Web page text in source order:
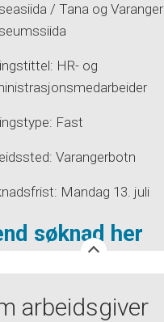
/ Tana og Varanger
HR- og
Fast
Varangerbotn
Mandag 13. juli
søknad her
arbeidsgiver